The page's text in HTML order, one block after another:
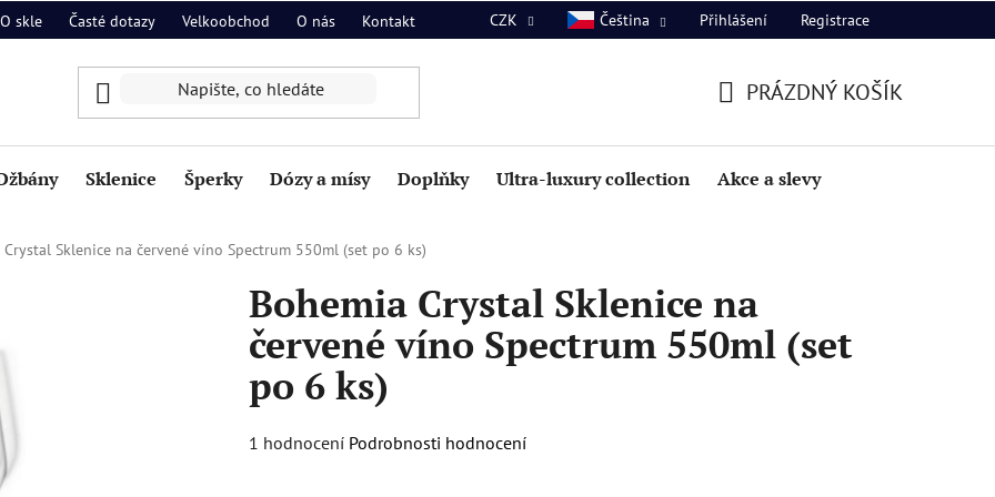
O skle Časté dotazy Velkoobchod O nás Kontakt CZK Čeština Přihlášení Registrace
KOŠÍK
PRÁZDNÝ KOŠÍK
Sklenice Šperky Dózy a mísy Doplňky Ultra-luxury collection Akce a slevy
Crystal Sklenice na červené víno Spectrum 550ml (set po 6 ks)
Bohemia Crystal Sklenice na
červené víno Spectrum 550ml (set
po 6 ks)
Průměrné
1 hodnocení Podrobnosti hodnocení